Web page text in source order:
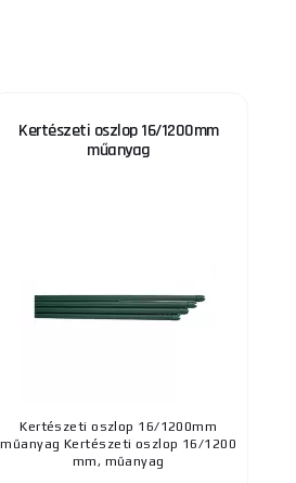
Kertészeti oszlop 16/1200mm
műanyag
Kertészeti oszlop 16/1200mm
műanyag Kertészeti oszlop 16/1200
mm, műanyag